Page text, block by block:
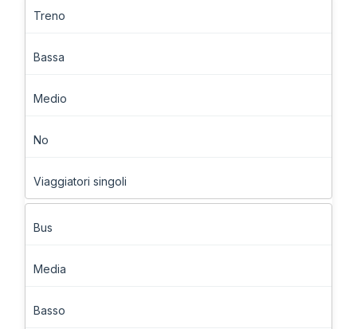
Treno
Bassa
Medio
No
Viaggiatori singoli
Bus
Media
Basso